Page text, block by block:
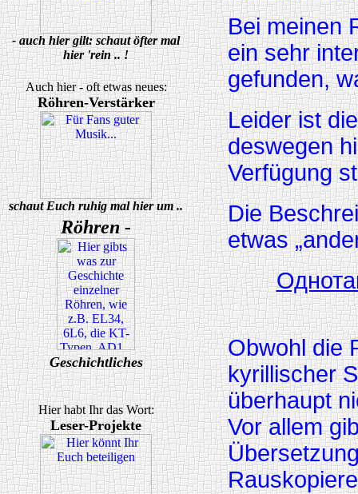
- auch hier gilt: schaut öfter mal
hier 'rein .. !
Auch hier - oft etwas neues:
Röhren-Verstärker
schaut Euch ruhig mal hier um ..
Röhren -
Geschichtliches
Hier habt Ihr das Wort:
Leser-Projekte
Bei meinen
ein sehr
gefunden,
Leider ist
deswegen
Verfügung
Die
etwas
Obwohl die
kyrillischer
überhaupt
Vor allem